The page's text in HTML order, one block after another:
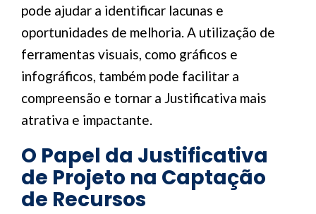
pode ajudar a identificar lacunas e
oportunidades de melhoria. A utilização de
ferramentas visuais, como gráficos e
infográficos, também pode facilitar a
compreensão e tornar a Justificativa mais
atrativa e impactante.
O Papel da Justificativa
de Projeto na Captação
de Recursos